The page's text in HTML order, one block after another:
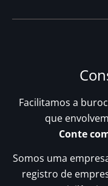
Facilitamos a
que
Conte
Somos uma
registro de